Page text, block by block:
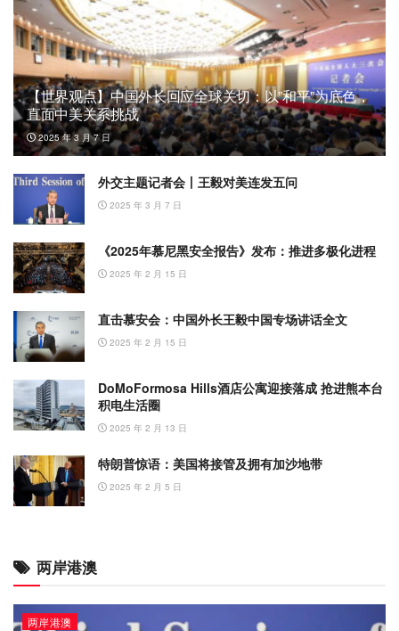
【世界观点】中国外长回应全球关切：以”和平”为底色，
直面中美关系挑战
2025 年 3 月 7 日
外交主题记者会丨王毅对美连发五问
2025 年 3 月 7 日
《2025年慕尼黑安全报告》发布：推进多极化进程
2025 年 2 月 15 日
直击慕安会：中国外长王毅中国专场讲话全文
2025 年 2 月 15 日
DoMoFormosa Hills酒店公寓迎接落成 抢进熊本台
积电生活圈
2025 年 2 月 13 日
特朗普惊语：美国将接管及拥有加沙地带
2025 年 2 月 5 日
两岸港澳
两岸港澳